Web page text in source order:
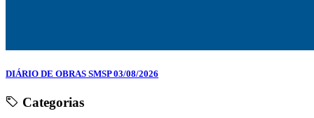
DIÁRIO DE OBRAS SMSP 03/08/2026
Categorias